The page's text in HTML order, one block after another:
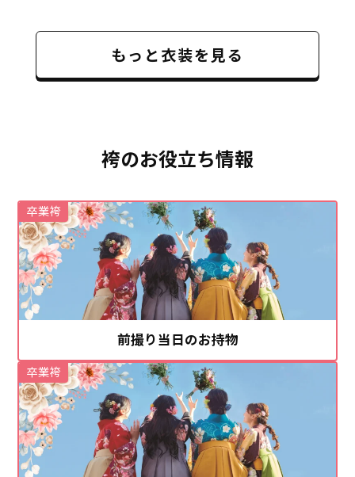
もっと衣装を見る
袴のお役立ち情報
前撮り当日のお持物
卒業袴
卒業袴